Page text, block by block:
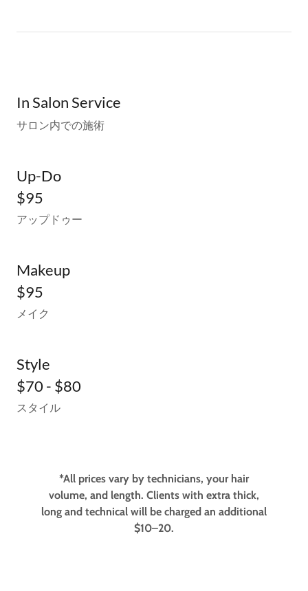
In Salon Service
サロン内での施術
Up-Do
$95
アップドゥー
Makeup
$95
メイク
Style
$70 - $80
スタイル
*All prices vary by technicians, your hair
volume, and length. Clients with extra thick,
long and technical will be charged an additional
$10–20.